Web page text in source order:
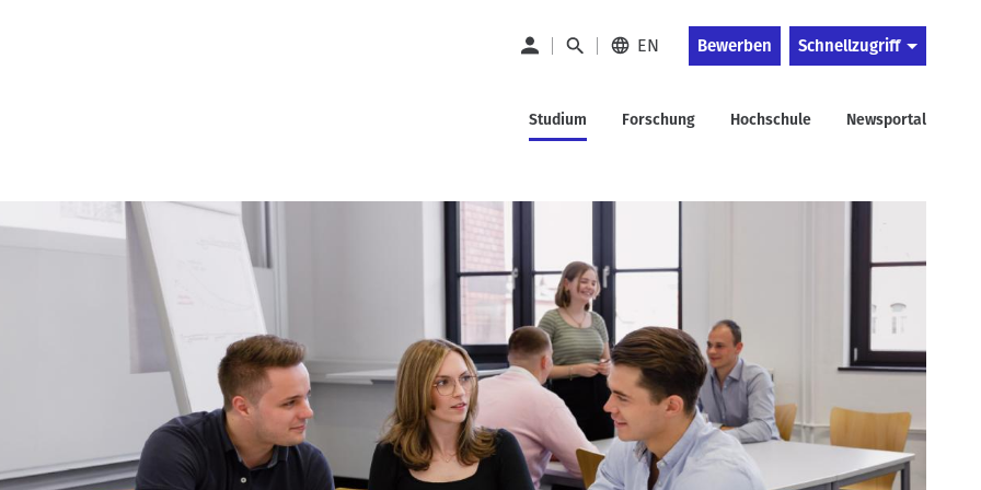
EN Bewerben Schnellzugriff
Studium Forschung Hochschule Newsportal